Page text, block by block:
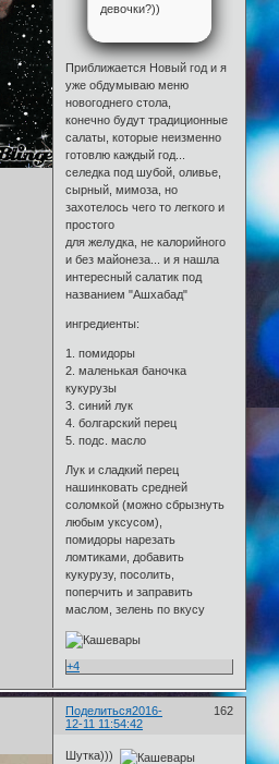
девочки?))
Приближается Новый год и я
уже обдумываю меню
новогоднего стола,
конечно будут традиционные
салаты, которые неизменно
готовлю каждый год...
селедка под шубой, оливье,
сырный, мимоза, но
захотелось чего то легкого и
простого
для желудка, не калорийного
и без майонеза... и я нашла
интересный салатик под
названием "Ашхабад"
ингредиенты:
1. помидоры
2. маленькая баночка
кукурузы
3. синий лук
4. болгарский перец
5. подс. масло
Лук и сладкий перец
нашинковать средней
соломкой (можно сбрызнуть
любым уксусом),
помидоры нарезать
ломтиками, добавить
кукурузу, посолить,
поперчить и заправить
маслом, зелень по вкусу
+4
Поделиться 162
2016-
12-11 11:54:42
Шутка)))